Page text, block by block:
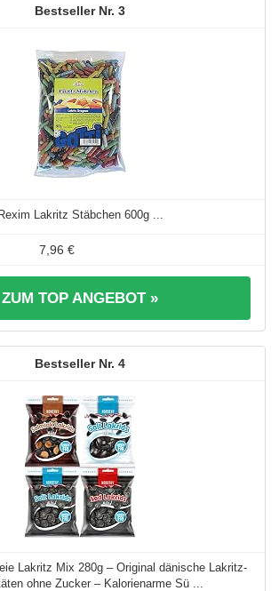
3
Rexim Lakritz Stäbchen 600g ...
7,96 €
ZUM TOP ANGEBOT »
4
Lakritz Mix 280g – Original dänische Lakritz-
ohne Zucker – Kalorienarme Sü ...